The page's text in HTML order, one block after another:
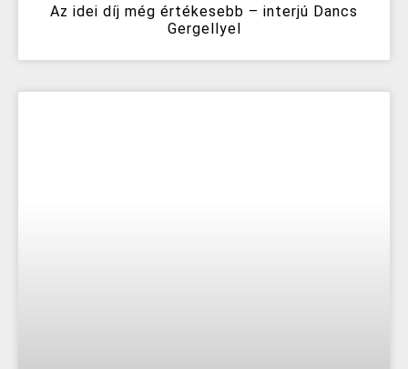
Az idei díj még értékesebb – interjú Dancs
Gergellyel